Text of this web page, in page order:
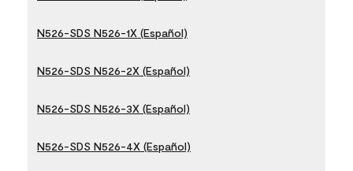
N526-SDS N526-1X (Español)
N526-SDS N526-2X (Español)
N526-SDS N526-3X (Español)
N526-SDS N526-4X (Español)